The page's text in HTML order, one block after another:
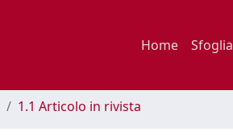
Home Sfoglia
1.1 Articolo in rivista